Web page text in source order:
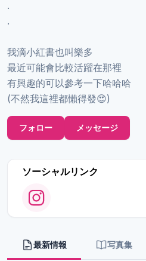
.
.
我滴小紅書也叫樂多
最近可能會比較活躍在那裡
有興趣的可以參考一下哈哈哈
(不然我這裡都懶得發😍)
フォロー メッセージ
ソーシャルリンク
最新情報 写真集